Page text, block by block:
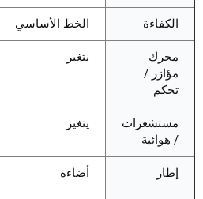
الكفاءة الخط الأساسي
محرك
مؤازر /
تحكم
مستشعرات
/ هوائية
أضاءة